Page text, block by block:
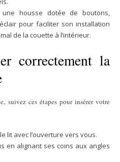
housse dotée de boutons,
pour faciliter son installation
de la couette à l’intérieur.
correctement la
suivez ces étapes pour insérer votre
lit avec l’ouverture vers vous.
en alignant ses coins aux angles